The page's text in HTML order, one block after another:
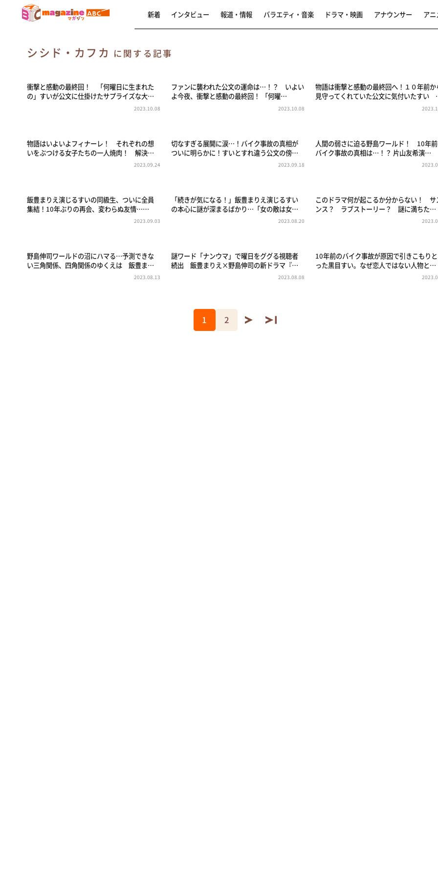
新着 インタビュー 報道・情報 バラエティ・音楽 ドラマ・映画 アナウンサー アニ
シシド・カフカ に関する記事
衝撃と感動の最終回！ 「何曜日に生まれた
の」すいが公文に仕掛けたサプライズな大…
2023.10.08
ファンに襲われた公文の運命は…！？ いよい
よ今夜、衝撃と感動の最終回！ 「何曜…
2023.10.08
物語は衝撃と感動の最終回へ！１０年前か
見守ってくれていた公文に気付いたすい
物語はいよいよフィナーレ！ それぞれの想
いをぶつける女子たちの一人焼肉！ 解決…
2023.09.24
切なすぎる展開に涙…！バイク事故の真相が
ついに明らかに！すいとすれ違う公文の傍…
2023.09.18
人間の弱さに迫る野島ワールド！ 10年
バイク事故の真相は…！？ 片山友希演…
飯豊まりえ演じるすいの同級生、ついに全員
集結！10年ぶりの再会、変わらぬ友情……
2023.09.03
「続きが気になる！」飯豊まりえ演じるすい
の本心に謎が深まるばかり…「女の敵は女…
2023.08.20
このドラマ何が起こるか分からない！ サ
ンス？ ラブストーリー？ 謎に満ちた…
野島伸司ワールドの沼にハマる…予測できな
い三角関係、四角関係のゆくえは 飯豊ま…
2023.08.13
謎ワード「ナンウマ」で曜日をググる視聴者
続出 飯豊まりえ×野島伸司の新ドラマ『…
2023.08.08
10年前のバイク事故が原因で引きこもり
った黒目すい。なぜ恋人ではない人物と…
1 2